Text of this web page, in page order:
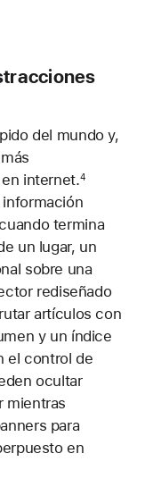
del mundo y,
internet.4
termina
un lugar, un
sobre una
rediseñado
artículos con
y un índice
el control de
ocultar
mientras
para
en